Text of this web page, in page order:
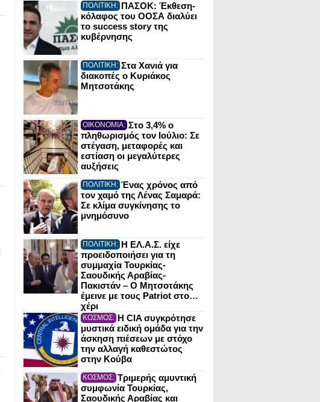
ΠΟΛΙΤΙΚΗ: ΠΑΣΟΚ: Έκθεση-
κόλαφος του ΟΟΣΑ διαλύει
το success story της
κυβέρνησης
ΠΟΛΙΤΙΚΗ: Στα Χανιά για
διακοπές ο Κυριάκος
Μητσοτάκης
ΟΙΚΟΝΟΜΙΑ: Στο 3,4% ο
πληθωρισμός τον Ιούλιο: Σε
στέγαση, μεταφορές και
εστίαση οι μεγαλύτερες
αυξήσεις
ΠΟΛΙΤΙΚΗ: Ένας χρόνος από
τον χαμό της Λένας Σαμαρά:
Σε κλίμα συγκίνησης το
μνημόσυνο
ΠΟΛΙΤΙΚΗ: Η ΕΛ.Α.Σ. είχε
προειδοποιήσει για τη
συμμαχία Τουρκίας-
Σαουδικής Αραβίας-
Πακιστάν – Ο Μητσοτάκης
έμεινε με τους Patriot στο…
χέρι
ΚΟΣΜΟΣ: Η CIA συγκρότησε
μυστικά ειδική ομάδα για την
άσκηση πιέσεων με στόχο
την αλλαγή καθεστώτος
στην Κούβα
ΚΟΣΜΟΣ: Τριμερής αμυντική
συμφωνία Τουρκίας,
Σαουδικής Αραβίας και